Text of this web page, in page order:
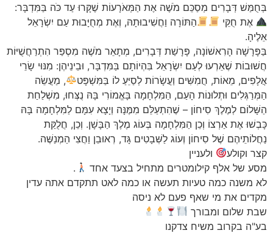
בְּחֻמַּשׁ דְּבָרִים מְסַכֵּם מֹשֶׁה אֶת הַמְּאֹרָעוֹת שֶׁקָּרוּ עַד כֹּה בַּמִּדְבָּר:
אֶת חֻקֵּי
הַתּוֹרָה וַחֲשִׁיבוּתָהּ, וְאֶת מְחֻיָּבוּת עַם יִשְׂרָאֵל
אֵלֶיהָ.
בַּפָּרָשָׁה הָרִאשׁוֹנָה, פָּרָשַׁת דְּבָרִים, מְתָאֵר מֹשֶׁה מִסְפַּר הִתְרַחֲשֻׁיּוֹת
חֲשׁוּבוֹת שֶׁאֵרְעוּ לְעַם יִשְׂרָאֵל בִּהְיוֹתָם בַּמִּדְבָּר, וּבֵינֵיהֶן: מִנּוּי שָׂרֵי
אֲלָפִים, מֵאוֹת, חֲמִשִּׁים וַעֲשָׂרוֹת לְסַיֵּעַ לוֹ בַּמִּשְׁפָּט
, מַעֲשֵׂה
הַמְּרַגְּלִים וּתְלוּנוֹת הָעַם, הַמִּלְחָמָה בָּאֱמוֹרִי בָּהּ נֻצְּחוּ, מִשְׁלַחַת
הַשָּׁלוֹם לְמֶלֶךְ סִיחוֹן – שֶׁהִתְעַלֵּם מִמֶּנָּה וְיָצָא עִמָּם לַמִּלְחָמָה בָּהּ
כָּבְשׁוּ אֶת אַרְצוֹ וְכֵן הַמִּלְחָמָה בְּעוֹג מֶלֶךְ הַבָּשָׁן. וְכֵן, חֲלֻקַּת
נַחֲלוֹתֵיהֶם שֶׁל סִיחוֹן וְעוֹג לַשְּׁבָטִים גָּד, רְאוּבֵן וַחֲצִי הַמְנַשֶּׁה.
קצר וקולע
ולעניין
מסע של אלף קילומטרים מתחיל בצעד אחד
.
לא משנה כמה טעיות תעשה או כמה לאט תתקדם אתה עדין
מקדים את מי שאף פעם לא ניסה
שבת שלום ומבורך
בע"ה בקרוב משיח צדקנו